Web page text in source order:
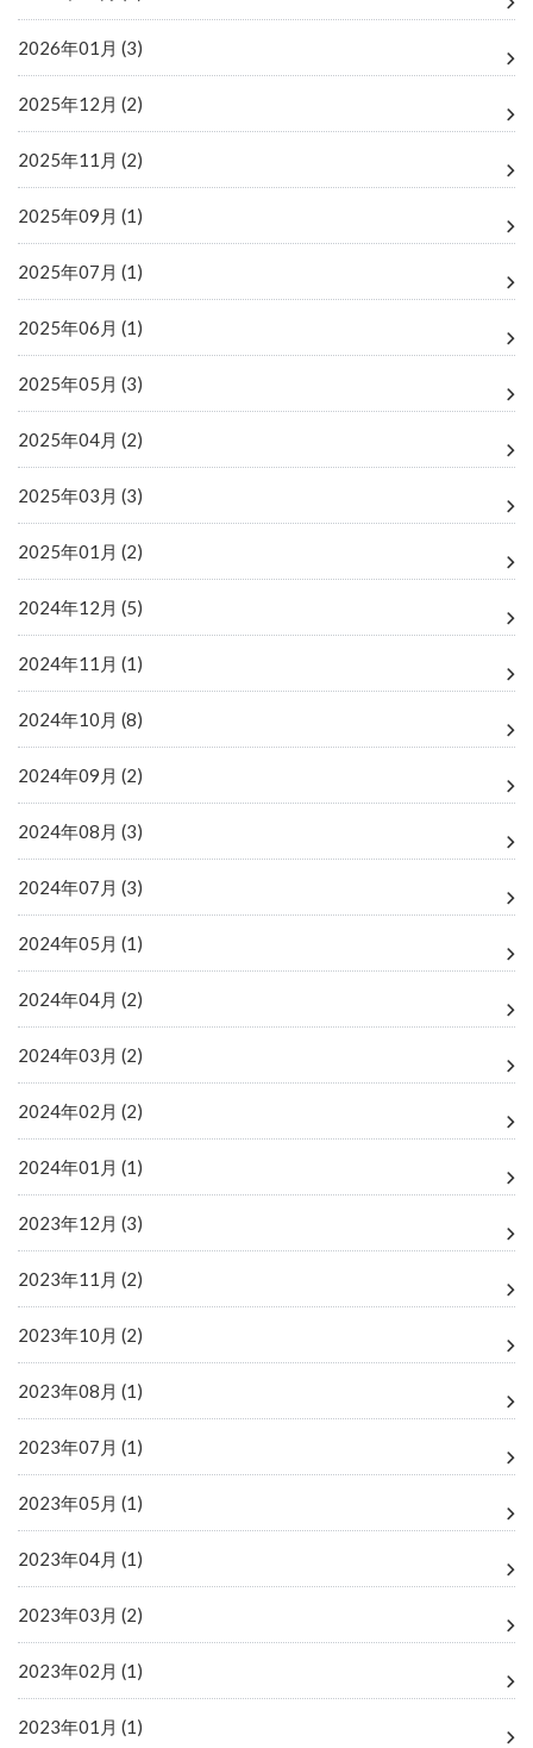
2026年01月 (3)
2025年12月 (2)
2025年11月 (2)
2025年09月 (1)
2025年07月 (1)
2025年06月 (1)
2025年05月 (3)
2025年04月 (2)
2025年03月 (3)
2025年01月 (2)
2024年12月 (5)
2024年11月 (1)
2024年10月 (8)
2024年09月 (2)
2024年08月 (3)
2024年07月 (3)
2024年05月 (1)
2024年04月 (2)
2024年03月 (2)
2024年02月 (2)
2024年01月 (1)
2023年12月 (3)
2023年11月 (2)
2023年10月 (2)
2023年08月 (1)
2023年07月 (1)
2023年05月 (1)
2023年04月 (1)
2023年03月 (2)
2023年02月 (1)
2023年01月 (1)